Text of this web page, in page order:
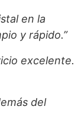
en la
y rápido.”
excelente.
del